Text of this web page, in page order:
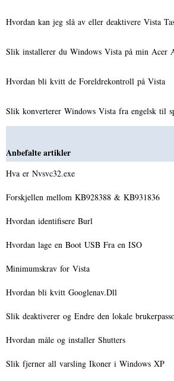
Hvordan kan jeg slå av eller deaktivere Vista
Slik installerer du Windows Vista på min Acer
Hvordan bli kvitt de Foreldrekontroll på Vista
Slik konverterer Windows Vista fra engelsk til
Anbefalte artikler
Hva er Nvsvc32.exe
Forskjellen mellom KB928388 & KB931836
Hvordan identifisere Burl
Hvordan lage en Boot USB Fra en ISO
Minimumskrav for Vista
Hvordan bli kvitt Googlenav.Dll
Slik deaktiverer og Endre den lokale
Hvordan måle og installer Shutters
Slik fjerner all varsling Ikoner i Windows XP